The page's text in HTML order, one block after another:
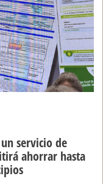
servicio de
ahorrar hasta